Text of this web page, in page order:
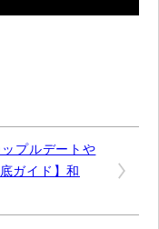
プルデートや
ガイド】和